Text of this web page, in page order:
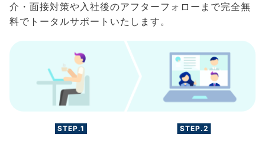
介・面接対策や入社後のアフターフォローまで完全無
料でトータルサポートいたします。
STEP.1 STEP.2